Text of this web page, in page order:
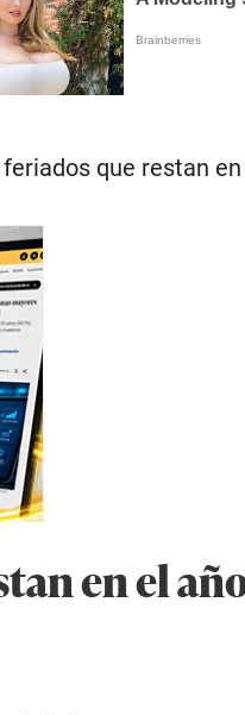
que restan
en el